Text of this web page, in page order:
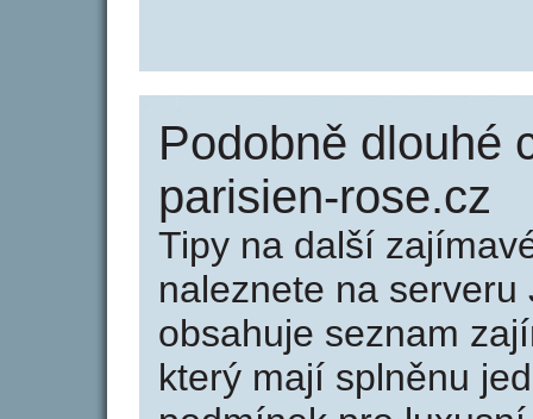
Podobně dlouhé
parisien-rose.cz
Tipy na další
naleznete na serveru
obsahuje seznam
který mají splněnu